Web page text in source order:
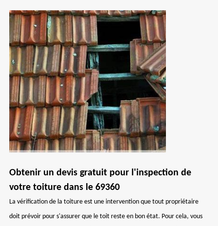
Obtenir un devis gratuit pour l'inspection de
votre toiture dans le 69360
La vérification de la toiture est une intervention que tout propriétaire
doit prévoir pour s'assurer que le toit reste en bon état. Pour cela, vous